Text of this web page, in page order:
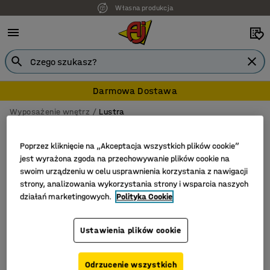
Własna produkcja
Darmowa Dostawa
Wyposażenie wnętrz Lustra
Filtruj Sortuj
Liczba produktów: 1
Poprzez kliknięcie na „Akceptacja wszystkich plików cookie”
jest wyrażona zgoda na przechowywanie plików cookie na
swoim urządzeniu w celu usprawnienia korzystania z nawigacji
strony, analizowania wykorzystania strony i wsparcia naszych
działań marketingowych. Polityka Cookie
Ustawienia plików cookie
Odrzucenie wszystkich